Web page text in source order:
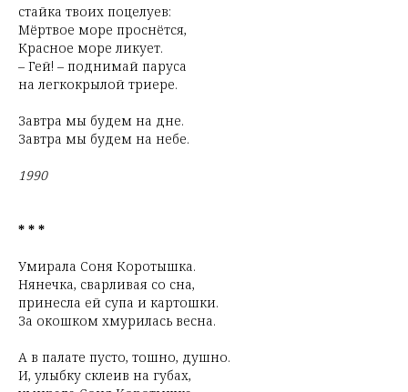
стайка твоих поцелуев:
Мёртвое море проснётся,
Красное море ликует.
– Гей! – поднимай паруса
на легкокрылой триере.
Завтра мы будем на дне.
Завтра мы будем на небе.
1990
* * *
Умирала Соня Коротышка.
Нянечка, сварливая со сна,
принесла ей супа и картошки.
За окошком хмурилась весна.
А в палате пусто, тошно, душно.
И, улыбку склеив на губах,